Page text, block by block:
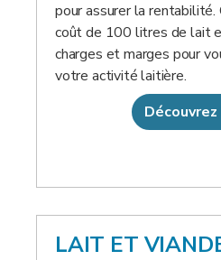
pour assurer la
coût de 100 litres de lait
charges et marges pour
votre activité laitière.
LAIT ET